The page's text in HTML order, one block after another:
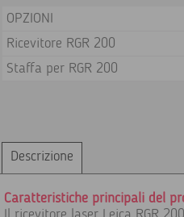
OPZIONI
Ricevitore RGR 200
Staffa per RGR 200
Descrizione
Caratteristiche principali del